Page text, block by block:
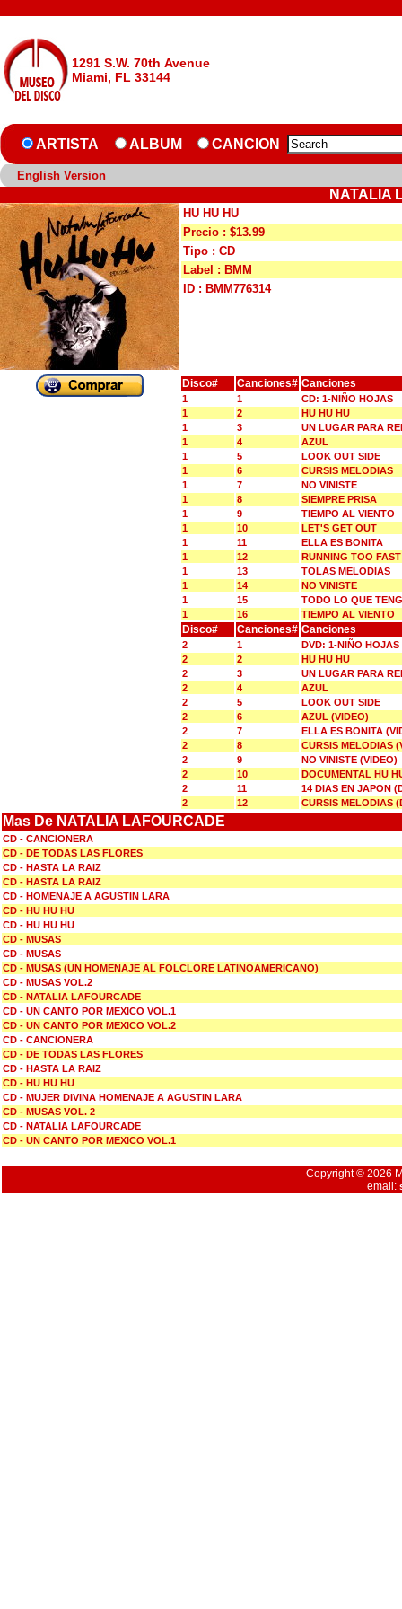
1291 S.W. 70th Avenue
Miami, FL 33144
ARTISTA ALBUM CANCION
English Version
NATALIA
HU HU HU
Precio : $13.99
Tipo : CD
Label : BMM
ID : BMM776314
Disco# Canciones# Canciones
1 1
CD: 1-NIÑO HOJAS
1
2
HU HU HU
1
3
UN LUGAR PARA
1
4
AZUL
1
5
LOOK OUT SIDE
1
6
CURSIS MELODIAS
1
7
NO VINISTE
1
8
SIEMPRE PRISA
1
9
TIEMPO AL VIENTO
1
10
LET'S GET OUT
1
11
ELLA ES BONITA
1
12
RUNNING TOO FAST
1
13
TOLAS MELODIAS
1
14
NO VINISTE
1
15
TODO LO QUE
1
16 TIEMPO AL VIENTO
Disco# Canciones# Canciones
2 1
DVD: 1-NIÑO HOJAS
2
2
HU HU HU
2
3
UN LUGAR PARA
2
4
AZUL
2
5
LOOK OUT SIDE
2
6
AZUL (VIDEO)
2
7
ELLA ES BONITA
2
8
CURSIS MELODIAS
2
9
NO VINISTE (VIDEO)
2
10
DOCUMENTAL HU
2
11
14 DIAS EN JAPON
2
12 CURSIS MELODIAS
Mas De NATALIA LAFOURCADE
CD - CANCIONERA
CD - DE TODAS LAS FLORES
CD - HASTA LA RAIZ
CD - HASTA LA RAIZ
CD - HOMENAJE A AGUSTIN LARA
CD - HU HU HU
CD - HU HU HU
CD - MUSAS
CD - MUSAS
CD - MUSAS (UN HOMENAJE AL FOLCLORE LATINOAMERICANO)
CD - MUSAS VOL.2
CD - NATALIA LAFOURCADE
CD - UN CANTO POR MEXICO VOL.1
CD - UN CANTO POR MEXICO VOL.2
CD - CANCIONERA
CD - DE TODAS LAS FLORES
CD - HASTA LA RAIZ
CD - HU HU HU
CD - MUJER DIVINA HOMENAJE A AGUSTIN LARA
CD - MUSAS VOL. 2
CD - NATALIA LAFOURCADE
CD - UN CANTO POR MEXICO VOL.1
Copyright © 2026
email: